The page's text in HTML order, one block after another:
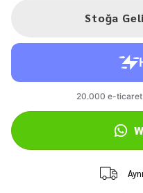
Stoğa